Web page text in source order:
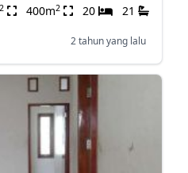
2 400m2 20 21
2 tahun yang lalu